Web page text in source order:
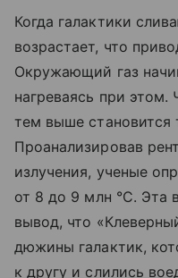
Когда галактики
возрастает, что
Окружающий газ
нагреваясь при
тем выше становится
Проанализировав
излучения, ученые
от 8 до 9 млн °C. Эта
вывод, что
дюжины галактик,
к другу и слились